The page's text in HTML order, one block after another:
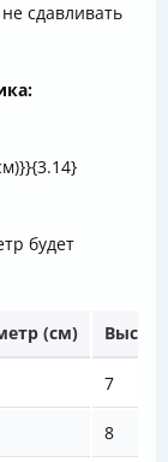
сдавливать
будет
(см)
7
8